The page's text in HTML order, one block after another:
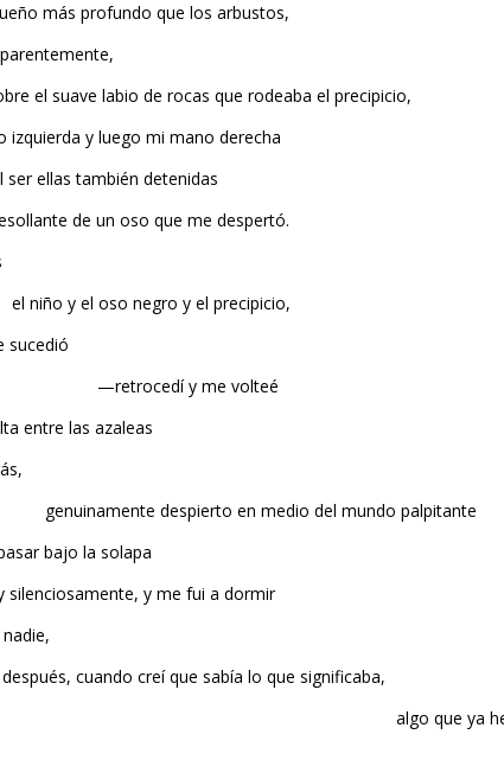
más profundo que los arbustos,
el suave labio de rocas que rodeaba el precipicio,
izquierda y luego mi mano derecha
ser ellas también detenidas
de un oso que me despertó.
oso negro y el precipicio,
sucedió
y me volteé
entre las azaleas
despierto en medio del mundo palpitante
bajo la solapa
silenciosamente, y me fui a dormir
cuando creí que sabía lo que significaba,
que ya he